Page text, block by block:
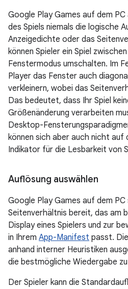
Google Play Games auf dem
des Spiels niemals die logische
Anzeigedichte oder das
können Spieler ein Spiel
Fenstermodus umschalten. Im
Player das Fenster auch
verkleinern, wobei das
Das bedeutet, dass Ihr Spiel
Größenänderung verarbeiten
Desktop-
können sich aber auch nicht auf
Indikator für die Lesbarkeit von
Auflösung auswählen
Google Play Games auf dem
Seitenverhältnis bereit, das am
Display eines Spielers und zur
in Ihrem App-Manifest passt.
anhand interner Heuristiken
die bestmögliche Wiedergabe
Der Spieler kann die